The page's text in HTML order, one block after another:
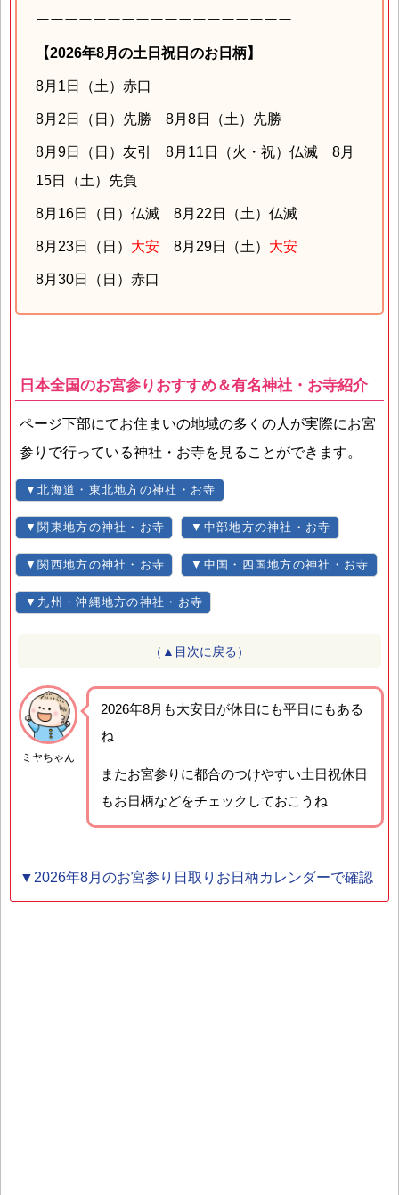
ーーーーーーーーーーーーーーーーーー
【2026年8月の土日祝日のお日柄】
8月1日（土）赤口
8月2日（日）先勝 8月8日（土）先勝
8月9日（日）友引 8月11日（火・祝）仏滅 8月
15日（土）先負
8月16日（日）仏滅 8月22日（土）仏滅
8月23日（日） 大安 8月29日（土） 大安
8月30日（日）赤口
日本全国のお宮参りおすすめ＆有名神社・お寺紹介
ページ下部にてお住まいの地域の多くの人が実際にお宮
参りで行っている神社・お寺を見ることができます。
▼北海道・東北地方の神社・お寺
▼関東地方の神社・お寺 ▼中部地方の神社・お寺
▼関西地方の神社・お寺 ▼中国・四国地方の神社・お寺
▼九州・沖縄地方の神社・お寺
（▲目次に戻る）
ミヤちゃん
2026年8月も大安日が休日にも平日にもある
ね
またお宮参りに都合のつけやすい土日祝休日
もお日柄などをチェックしておこうね
▼2026年8月のお宮参り日取りお日柄カレンダーで確認